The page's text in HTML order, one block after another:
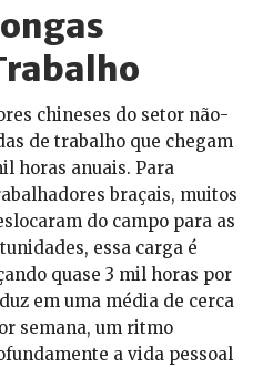
chineses do setor não-
de trabalho que chegam
horas anuais. Para
braçais, muitos
do campo para as
essa carga é
quase 3 mil horas por
em uma média de cerca
semana, um ritmo
a vida pessoal